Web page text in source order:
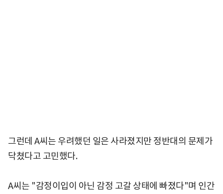
그런데 A씨는 우려했던 일은 사라졌지만 정반대의 문제가
닥쳤다고 고민했다.
A씨는 "감정이입이 아닌 감정 고갈 상태에 빠졌다"며 인간